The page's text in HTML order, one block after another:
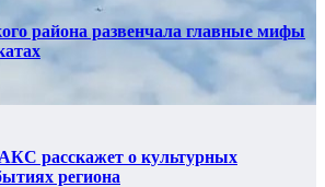
района развенчала главные мифы
расскажет о культурных
региона